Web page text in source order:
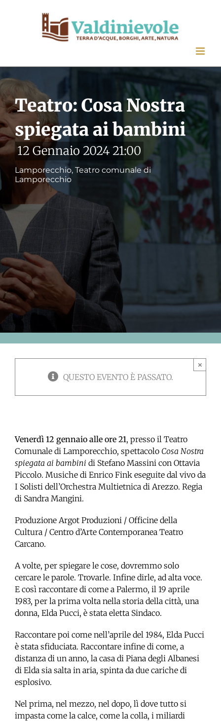
Teatro: Cosa Nostra
spiegata ai bambini
12 Gennaio 2024 21:00
Lamporecchio, Teatro comunale di
Lamporecchio
QUESTO EVENTO È PASSATO.
×
Venerdì 12 gennaio alle ore 21, presso il Teatro
Comunale di Lamporecchio, spettacolo Cosa Nostra
spiegata ai bambini di Stefano Massini con Ottavia
Piccolo. Musiche di Enrico Fink eseguite dal vivo da
I Solisti dell’Orchestra Multietnica di Arezzo. Regia
di Sandra Mangini.
Produzione Argot Produzioni / Officine della
Cultura / Centro d’Arte Contemporanea Teatro
Carcano.
A volte, per spiegare le cose, dovremmo solo
cercare le parole. Trovarle. Infine dirle, ad alta voce.
E così raccontare di come a Palermo, il 19 aprile
1983, per la prima volta nella storia della città, una
donna, Elda Pucci, è stata eletta Sindaco.
Raccontare poi come nell’aprile del 1984, Elda Pucci
è stata sfiduciata. Raccontare infine di come, a
distanza di un anno, la casa di Piana degli Albanesi
di Elda sia salta in aria, spinta da due cariche di
esplosivo.
Nel prima, nel mezzo, nel dopo, lì dove tutto si
impasta come la calce, come la colla, i miliardi